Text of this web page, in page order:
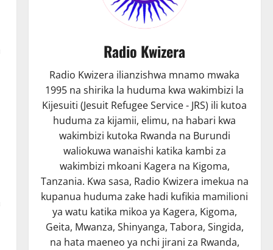
Radio Kwizera
Radio Kwizera ilianzishwa mnamo mwaka
1995 na shirika la huduma kwa wakimbizi la
Kijesuiti (Jesuit Refugee Service - JRS) ili kutoa
huduma za kijamii, elimu, na habari kwa
wakimbizi kutoka Rwanda na Burundi
waliokuwa wanaishi katika kambi za
wakimbizi mkoani Kagera na Kigoma,
Tanzania. Kwa sasa, Radio Kwizera imekua na
kupanua huduma zake hadi kufikia mamilioni
ya watu katika mikoa ya Kagera, Kigoma,
Geita, Mwanza, Shinyanga, Tabora, Singida,
na hata maeneo ya nchi jirani za Rwanda,